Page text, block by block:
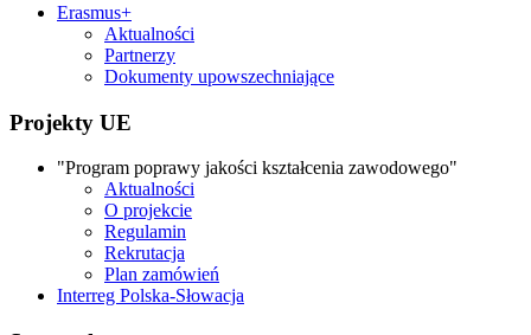
Erasmus+
Aktualności
Partnerzy
Dokumenty upowszechniające
Projekty UE
"Program poprawy jakości kształcenia zawodowego"
Aktualności
O projekcie
Regulamin
Rekrutacja
Plan zamówień
Interreg Polska-Słowacja